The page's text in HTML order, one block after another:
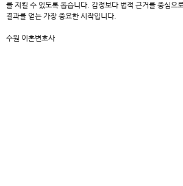
를 지킬 수 있도록 돕습니다. 감정보다 법적 근거를 중심으
결과를 얻는 가장 중요한 시작입니다.
수원 이혼변호사